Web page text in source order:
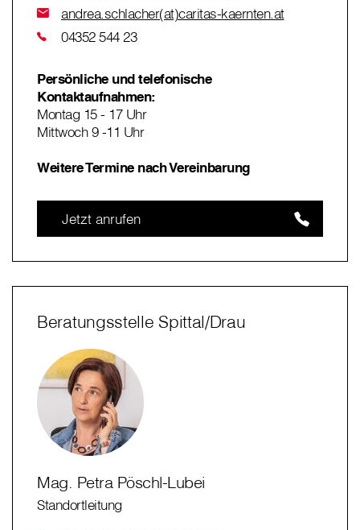
andrea.schlacher(at)caritas-kaernten.at
04352 544 23
Persönliche und telefonische
Kontaktaufnahmen:
Montag 15 - 17 Uhr
Mittwoch 9 -11 Uhr
Weitere Termine nach Vereinbarung
Jetzt anrufen
Beratungsstelle Spittal/Drau
Mag. Petra Pöschl-Lubei
Standortleitung